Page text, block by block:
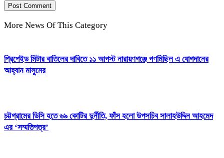
More News Of This Category
প্রিপেইড মিটার বাতিলের দাবিতে ১১ আগস্ট নারায়ণগঞ্জে গণমিছিল এ যোগদানের
আহ্বান মাসুমের
চট্টগ্রামের ডিসি হতে ৬৯ কোটির দুর্নীতি, ফাঁস হলো উপসচিব সালাহউদ্দিন আহমেদ
এর ‘সম্মতিপত্র’